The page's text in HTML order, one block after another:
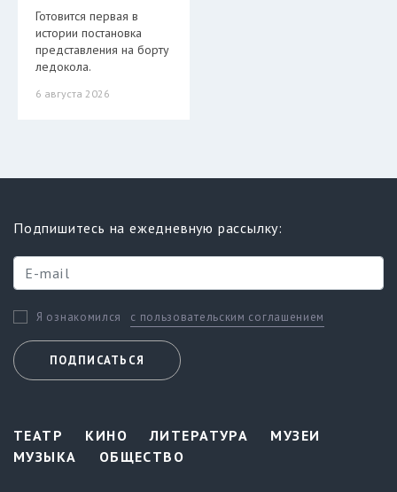
Готовится первая в
истории постановка
представления на борту
ледокола.
6 августа 2026
Подпишитесь на ежедневную рассылку:
Я ознакомился с пользовательским соглашением
ПОДПИСАТЬСЯ
ТЕАТР КИНО ЛИТЕРАТУРА
МУЗЕИ
МУЗЫКА
ОБЩЕСТВО